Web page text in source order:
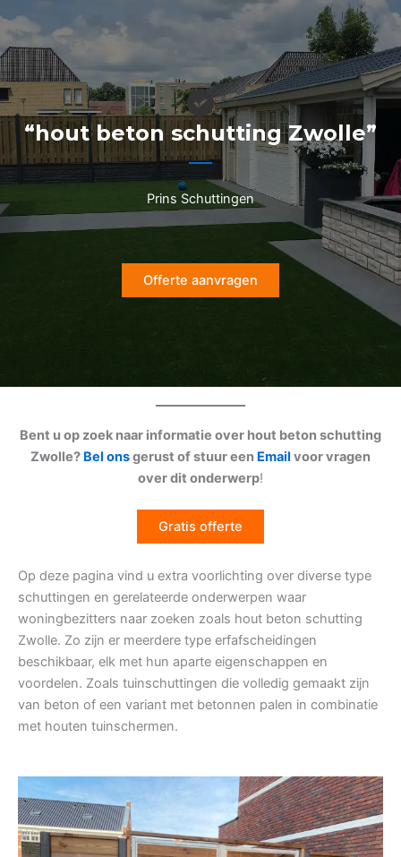
naar
de
inhoud
“hout beton schutting Zwolle”
Prins Schuttingen
Offerte aanvragen
Bent u op zoek naar informatie over hout beton schutting
Zwolle? Bel onsgerust of stuur een Email voor vragen
over dit onderwerp!
Gratis offerte
Op deze pagina vind u extra voorlichting over diverse type
schuttingen en gerelateerde onderwerpen waar
woningbezitters naar zoeken zoals hout beton schutting
Zwolle. Zo zijn er meerdere type erfafscheidingen
beschikbaar, elk met hun aparte eigenschappen en
voordelen. Zoals tuinschuttingen die volledig gemaakt zijn
van beton of een variant met betonnen palen in combinatie
met houten tuinschermen.